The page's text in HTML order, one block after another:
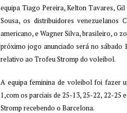
equipa Tiago Pereira, Kelton Tavares,
Sousa, os distribuidores venezuelanos
americano, e Wagner Silva, brasileiro, o
próximo jogo anunciado será no sábado
relativo ao Trofeu Stromp do voleibol.
A equipa feminina de voleibol foi fazer
1,com os parciais de 25-13, 25-22, 22-25
Stromp recebendo o Barcelona.